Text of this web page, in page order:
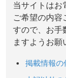
当サイトはお
ご希望の内容
すので、お手
ますようお願
掲載情報の